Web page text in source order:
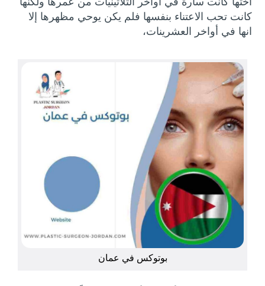
كانت تحب الاعتناء بنفسها فلم يكن يوحي مظهرها إلا
انها في أواخر العشرينات،
بوتوكس في عمان